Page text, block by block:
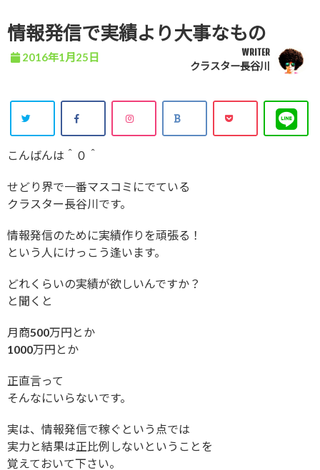
情報発信で実績より大事なもの
2016年1月25日 WRITER
クラスター長谷川
こんばんは＾０＾
せどり界で一番マスコミにでている
クラスター長谷川です。
情報発信のために実績作りを頑張る！
という人にけっこう逢います。
どれくらいの実績が欲しいんですか？
と聞くと
月商500万円とか
1000万円とか
正直言って
そんなにいらないです。
実は、情報発信で稼ぐという点では
実力と結果は正比例しないということを
覚えておいて下さい。